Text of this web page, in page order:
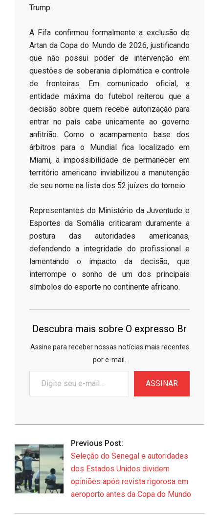
Trump.
​A Fifa confirmou formalmente a exclusão de
Artan da Copa do Mundo de 2026, justificando
que não possui poder de intervenção em
questões de soberania diplomática e controle
de fronteiras. Em comunicado oficial, a
entidade máxima do futebol reiterou que a
decisão sobre quem recebe autorização para
entrar no país cabe unicamente ao governo
anfitrião. Como o acampamento base dos
árbitros para o Mundial fica localizado em
Miami, a impossibilidade de permanecer em
território americano inviabilizou a manutenção
de seu nome na lista dos 52 juízes do torneio.
​Representantes do Ministério da Juventude e
Esportes da Somália criticaram duramente a
postura das autoridades americanas,
defendendo a integridade do profissional e
lamentando o impacto da decisão, que
interrompe o sonho de um dos principais
símbolos do esporte no continente africano.
Descubra mais sobre O expresso Br
Assine para receber nossas notícias mais recentes
por e-mail.
seu
e-
ASSINAR
2026-
09
Previous Post:
Seleção do Senegal e autoridades
dos Estados Unidos dividem
opiniões após revista rigorosa em
aeroporto antes da Copa do Mundo